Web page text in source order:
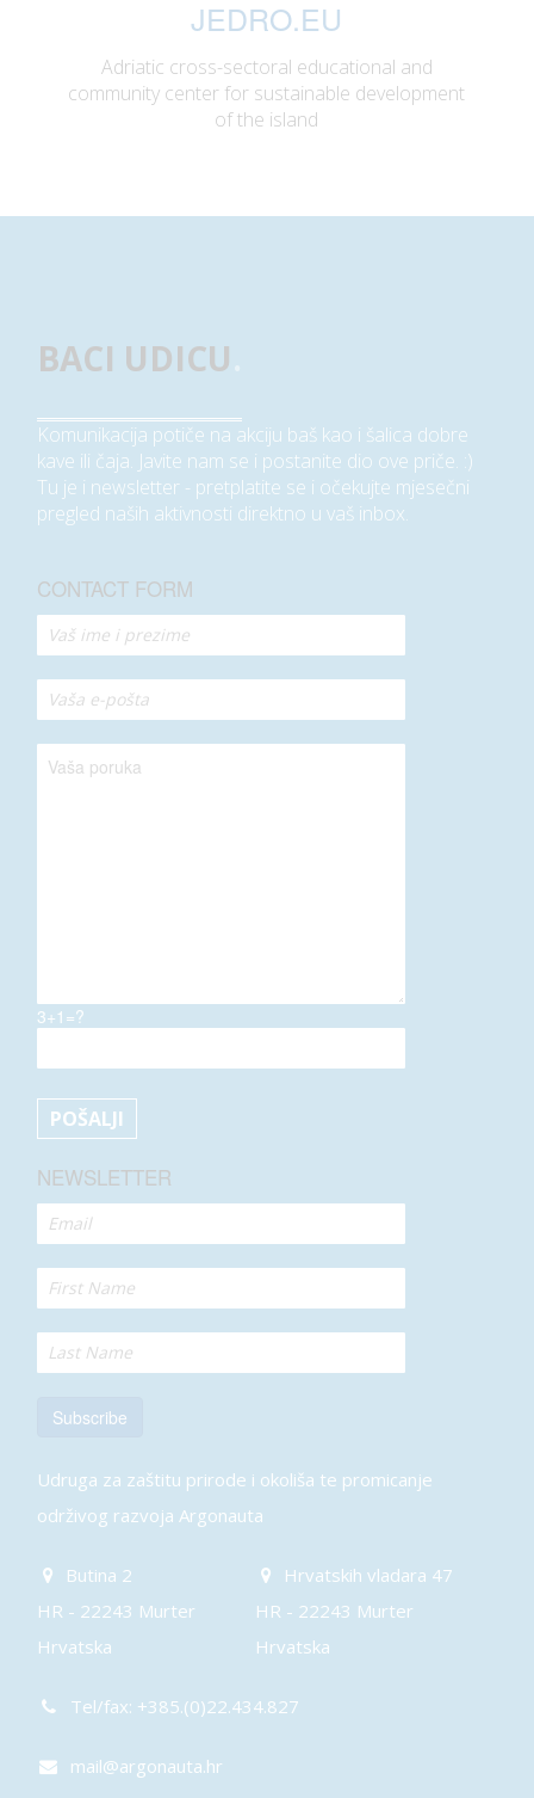
JEDRO.EU
Adriatic cross-sectoral educational and
community center for sustainable development
of the island
BACI UDICU
Komunikacija potiče na akciju baš kao i šalica dobre
kave ili čaja. Javite nam se i postanite dio ove priče. :)
Tu je i newsletter - pretplatite se i očekujte mjesečni
pregled naših aktivnosti direktno u vaš inbox.
CONTACT FORM
3+1=?
NEWSLETTER
Subscribe
Udruga za zaštitu prirode i okoliša te promicanje
održivog razvoja Argonauta
Butina 2
HR - 22243 Murter
Hrvatska
Hrvatskih vladara 47
HR - 22243 Murter
Hrvatska
Tel/fax: +385.(0)22.434.827
mail@argonauta.hr